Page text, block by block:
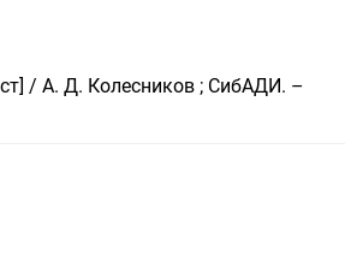
/ А. Д. Колесников ; СибАДИ. –